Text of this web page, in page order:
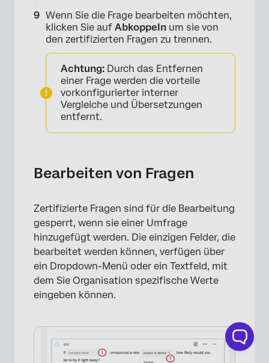
Wenn Sie die Frage bearbeiten möchten,
klicken Sie auf Abkoppeln um sie von
den zertifizierten Fragen zu trennen.
Achtung: Durch das Entfernen
einer Frage werden die vorteile
vorkonfigurierter interner
Vergleiche und Übersetzungen
entfernt.
Bearbeiten von Fragen
Zertifizierte Fragen sind für die Bearbeitung
gesperrt, wenn sie einer Umfrage
hinzugefügt werden. Die einzigen Felder, die
bearbeitet werden können, verfügen über
ein Dropdown-Menü oder ein Textfeld, mit
dem Sie Organisation spezifische Werte
eingeben können.